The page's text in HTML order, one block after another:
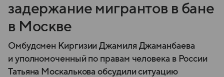
задержание мигрантов в бане
в Москве
Омбудсмен Киргизии Джамиля Джаманбаева
и уполномоченный по правам человека в России
Татьяна Москалькова обсудили ситуацию